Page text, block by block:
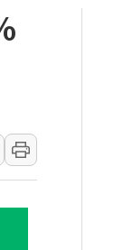
참변…60대 환
택가서 흉기 난동
때문에 손해 보
근 해상서 모터
부' 피해자 기림의
벌서 해루질 중
중 어머니 흉기 살
민석에 '뻔뻔' 받
개편 재검토 지